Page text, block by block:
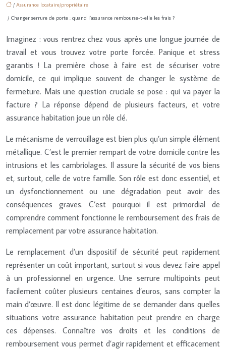
/ Assurance locataire/propriétaire
/ Changer serrure de porte : quand l’assurance rembourse-t-elle les frais ?
Imaginez : vous rentrez chez vous après une longue journée de
travail et vous trouvez votre porte forcée. Panique et stress
garantis ! La première chose à faire est de sécuriser votre
domicile, ce qui implique souvent de changer le système de
fermeture. Mais une question cruciale se pose : qui va payer la
facture ? La réponse dépend de plusieurs facteurs, et votre
assurance habitation joue un rôle clé.
Le mécanisme de verrouillage est bien plus qu’un simple élément
métallique. C’est le premier rempart de votre domicile contre les
intrusions et les cambriolages. Il assure la sécurité de vos biens
et, surtout, celle de votre famille. Son rôle est donc essentiel, et
un dysfonctionnement ou une dégradation peut avoir des
conséquences graves. C’est pourquoi il est primordial de
comprendre comment fonctionne le remboursement des frais de
remplacement par votre assurance habitation.
Le remplacement d’un dispositif de sécurité peut rapidement
représenter un coût important, surtout si vous devez faire appel
à un professionnel en urgence. Une serrure multipoints peut
facilement coûter plusieurs centaines d’euros, sans compter la
main d’œuvre. Il est donc légitime de se demander dans quelles
situations votre assurance habitation peut prendre en charge
ces dépenses. Connaître vos droits et les conditions de
remboursement vous permet d’agir rapidement et efficacement